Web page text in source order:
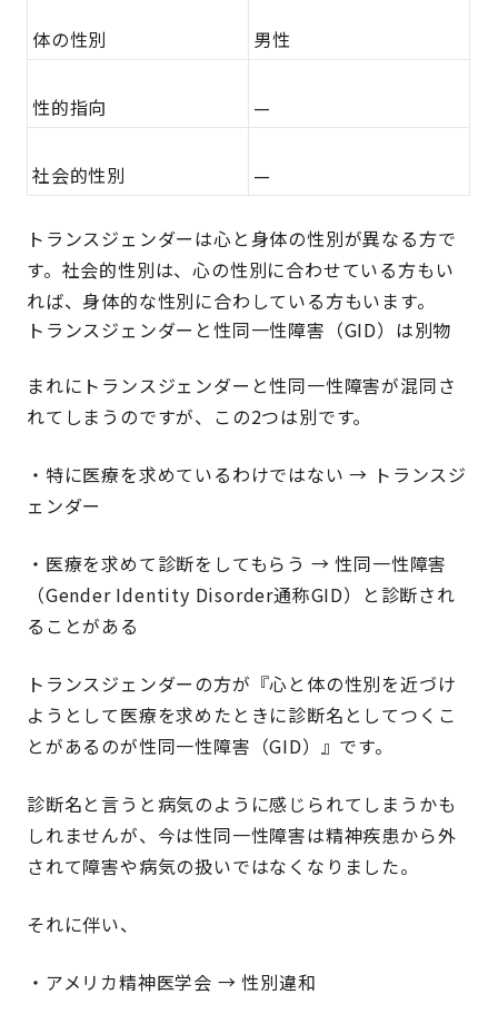
体の性別 男性
性的指向 —
社会的性別 —
トランスジェンダーは心と身体の性別が異なる方で
す。社会的性別は、心の性別に合わせている方もい
れば、身体的な性別に合わしている方もいます。
トランスジェンダーと性同一性障害（GID）は別物
まれにトランスジェンダーと性同一性障害が混同さ
れてしまうのですが、この2つは別です。
・特に医療を求めているわけではない → トランスジ
ェンダー
・医療を求めて診断をしてもらう → 性同一性障害
（Gender Identity Disorder通称GID）と診断され
ることがある
トランスジェンダーの方が『心と体の性別を近づけ
ようとして医療を求めたときに診断名としてつくこ
とがあるのが性同一性障害（GID）』です。
診断名と言うと病気のように感じられてしまうかも
しれませんが、今は性同一性障害は精神疾患から外
されて障害や病気の扱いではなくなりました。
それに伴い、
・アメリカ精神医学会 → 性別違和